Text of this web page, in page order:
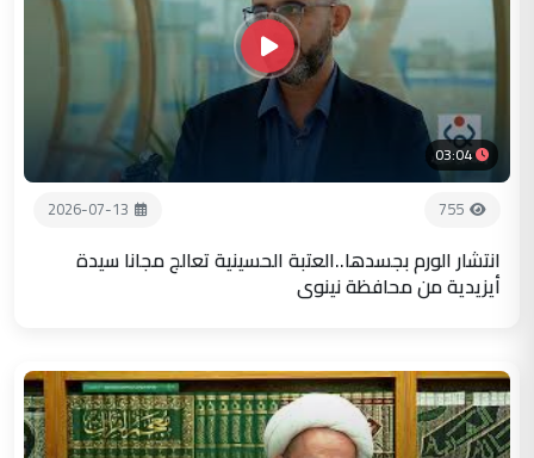
03:04
755
2026-07-13
انتشار الورم بجسدها..العتبة الحسينية تعالج مجانا سيدة
أيزيدية من محافظة نينوى